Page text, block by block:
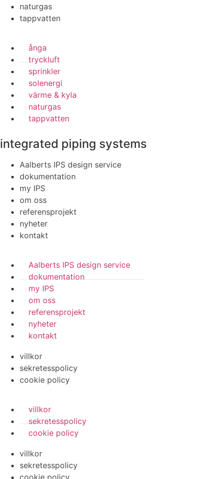
naturgas
tappvatten
ånga
tryckluft
sprinkler
solenergi
värme & kyla
naturgas
tappvatten
integrated piping systems
Aalberts IPS design service
dokumentation
my IPS
om oss
referensprojekt
nyheter
kontakt
Aalberts IPS design service
dokumentation
my IPS
om oss
referensprojekt
nyheter
kontakt
villkor
sekretesspolicy
cookie policy
villkor
sekretesspolicy
cookie policy
villkor
sekretesspolicy
cookie policy